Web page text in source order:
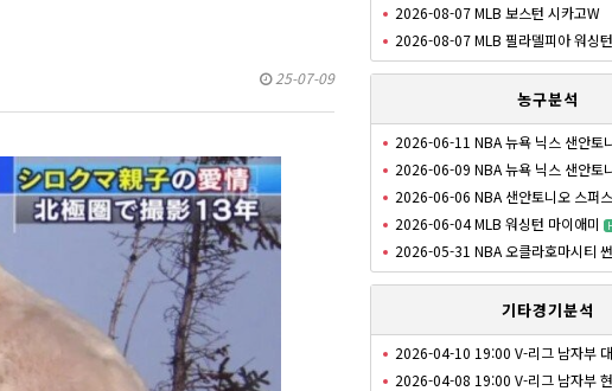
25-07-09
2026-08-07 MLB 보스턴 시카고W
2026-08-07 MLB 필라델피아 워싱턴
농구분석
2026-06-11 NBA 뉴욕 닉스 샌안토
2026-06-09 NBA 뉴욕 닉스 샌안토
2026-06-06 NBA 샌안토니오 스퍼
2026-06-04 MLB 워싱턴 마이애미
2026-05-31 NBA 오클라호마시티
기타경기분석
2026-04-10 19:00 V-리그 남자부
2026-04-08 19:00 V-리그 남자부